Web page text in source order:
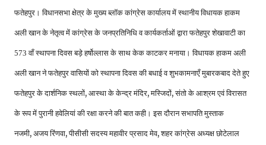
फतेहपुर । विधानसभा क्षेत्र के मुख्य ब्लॉक कांग्रेस कार्यालय में स्थानीय विधायक हाकम
अली खान के नेतृत्व में कांग्रेस के जनप्रतिनिधि व कार्यकर्ताओं द्वारा फतेहपुर शेखावाटी का
573 वाँ स्थापना दिवस बड़े हर्षोल्लास के साथ केक काटकर मनाया। विधायक हाकम अली
अली खान ने फतेहपुर वासियों को स्थापना दिवस की बधाई व शुभकामनाएँ मुबारकबाद देते हुए
फतेहपुर के दार्शनिक स्थलों, आस्था के केन्द्र मंदिर,मस्जिदों,संतो के आश्रम एवं विरासत
के रूप में पुरानी हवेलियां की रक्षा करने की बात कही। इस दौरान सभापति मुस्ताक
नजमी, अजय रिंणवा,पीसीसी सदस्य महावीर प्रसाद मेव,शहर कांग्रेस अध्यक्ष छोटेलाल